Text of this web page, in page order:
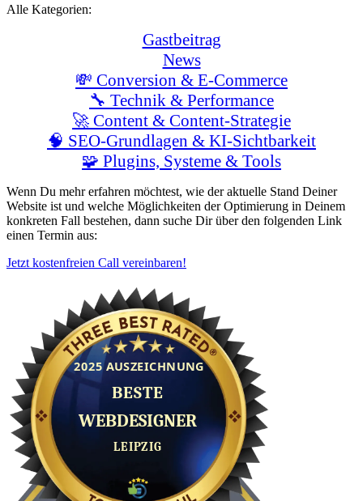
Alle Kategorien:
Gastbeitrag
News
💸 Conversion & E-Commerce
🔧 Technik & Performance
🚀 Content & Content-Strategie
🧠 SEO-Grundlagen & KI-Sichtbarkeit
🧩 Plugins, Systeme & Tools
Wenn Du mehr erfahren möchtest, wie der aktuelle Stand Deiner
Website ist und welche Möglichkeiten der Optimierung in Deinem
konkreten Fall bestehen, dann suche Dir über den folgenden Link
einen Termin aus:
Jetzt kostenfreien Call vereinbaren!